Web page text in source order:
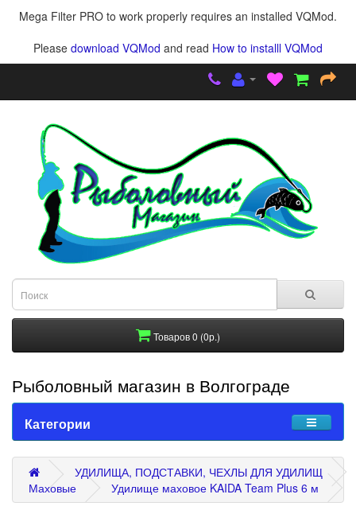
Mega Filter PRO to work properly requires an installed VQMod.
Please download VQMod and read How to installl VQMod
Товаров 0 (0р.)
Рыболовный магазин в Волгограде
Категории
УДИЛИЩА, ПОДСТАВКИ, ЧЕХЛЫ ДЛЯ УДИЛИЩ
Маховые
Удилище маховое KAIDA Team Plus 6 м